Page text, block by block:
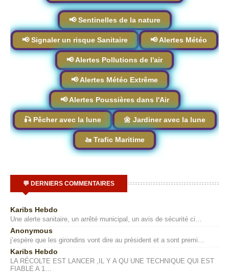
📢 Sentinelles de la nature
📢 Signaler un risque Sanitaire 📢 Alertes Météo
📢 Alertes Pollutions de l'air
📢 Alertes Météo Extrême
📢 Alertes Poussières dans l'Air
🎣 Pêcher avec la lune 🌼 Jardiner avec la lune
🚤 Trafic Maritime
💬 DERNIERS COMMENTAIRES
Karibs Hebdo
Une alerte sanitaire, un arrêté municipal, un avis de sécurité ci…
Anonymous
j’espère que les girondins vont dire au président et a sont premi…
Karibs Hebdo
LA RÉCOLTE EST LANCER ,IL Y A QU UNE TECHNIQUE QUI EST
FIABLE A 1…